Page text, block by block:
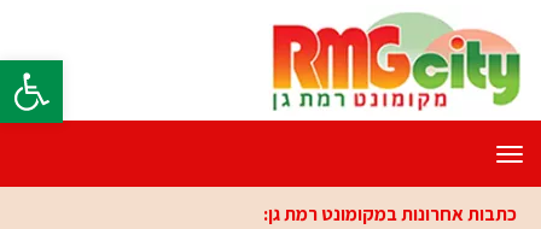
פתח
תפריט
כתבות אחרונות במקומונט רמת גן: